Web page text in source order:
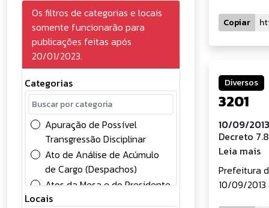
Os filtros de categorias e locais
somente funcionarão para
publicações feitas após
20/01/2023.
Categorias
Apuração de Possível
Transgressão Disciplinar
Ato de Análise de Acúmulo
de Cargo (Despachos)
Atos da Mesa e do Presidente
Atos Oficiais
Locais
Copiar
Diversos
3201
10/09/
Decreto
Leia mais
Prefeitura
10/09/2013